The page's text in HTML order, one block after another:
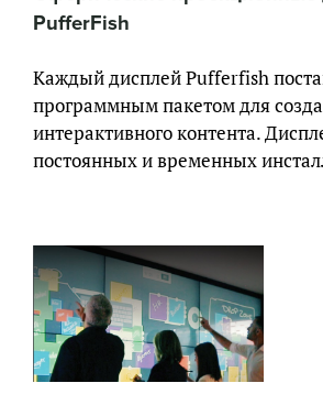
PufferFish
Каждый дисплей Pufferfish
программным пакетом для
интерактивного контента.
постоянных и временных